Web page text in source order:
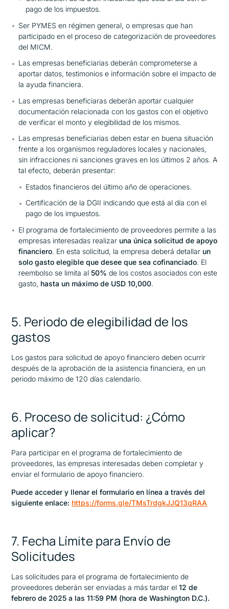
pago de los impuestos.
Ser PYMES en régimen general, o empresas que han
participado en el proceso de categorización de proveedores
del MICM.
Las empresas beneficiarias deberán comprometerse a
aportar datos, testimonios e información sobre el impacto de
la ayuda financiera.
Las empresas beneficiaras deberán aportar cualquier
documentación relacionada con los gastos con el objetivo
de verificar el monto y elegibilidad de los mismos.
Las empresas beneficiarias deben estar en buena situación
frente a los organismos reguladores locales y nacionales,
sin infracciones ni sanciones graves en los últimos 2 años. A
tal efecto, deberán presentar:
Estados financieros del último año de operaciones.
Certificación de la DGII indicando que está al día con el
pago de los impuestos.
El programa de fortalecimiento de proveedores permite a las
empresas interesadas realizar una única solicitud de apoyo
financiero. En esta solicitud, la empresa deberá detallar un
solo gasto elegible que desee que sea cofinanciado. El
reembolso se limita al50%de los costos asociados con este
gasto, hasta un máximo de USD 10,000.
5. Periodo de elegibilidad de los
gastos
Los gastos para solicitud de apoyo financiero deben ocurrir
después de la aprobación de la asistencia financiera, en un
periodo máximo de 120 días calendario.
6. Proceso de solicitud: ¿Cómo
aplicar?
Para participar en el programa de fortalecimiento de
proveedores, las empresas interesadas deben completar y
enviar el formulario de apoyo financiero.
Puede acceder y llenar el formulario en línea a través del
siguiente enlace: https://forms.gle/TMsTrdgkJJQ13qRAA
7. Fecha Límite para Envío de
Solicitudes
Las solicitudes para el programa de fortalecimiento de
proveedores deberán ser enviadas a más tardar el12 de
febrero de 2025 a las 11:59 PM (hora de Washington D.C.).